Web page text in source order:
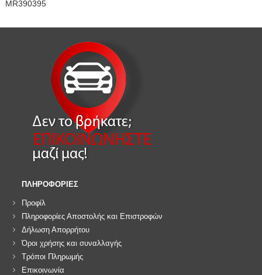
MR390395
ΠΛΗΡΟΦΟΡΙΕΣ
Προφίλ
Πληροφορίες Αποστολής και Επιστροφών
Δήλωση Απορρήτου
Όροι χρήσης και συναλλαγής
Τρόποι Πληρωμής
Επικοινωνία